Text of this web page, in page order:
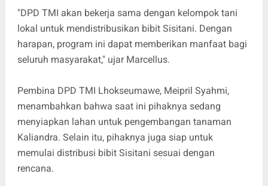
"DPD TMI akan bekerja sama dengan kelompok tani
lokal untuk mendistribusikan bibit Sisitani. Dengan
harapan, program ini dapat memberikan manfaat bagi
seluruh masyarakat," ujar Marcellus.
Pembina DPD TMI Lhokseumawe, Meipril Syahmi,
menambahkan bahwa saat ini pihaknya sedang
menyiapkan lahan untuk pengembangan tanaman
Kaliandra. Selain itu, pihaknya juga siap untuk
memulai distribusi bibit Sisitani sesuai dengan
rencana.